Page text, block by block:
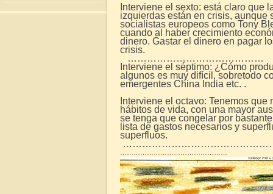
Interviene el sexto: está claro que
izquierdas están en crisis,
socialistas europeos como Tony
cuando al haber crecimiento
dinero. Gastar el dinero en pagar
crisis.
……………………………………
Interviene el séptimo: ¿Cómo
algunos es muy difícil, sobretodo
emergentes China India etc. .
Interviene el octavo: Tenemos
hábitos de vida, con una mayor
se tenga que congelar por
lista de gastos necesarios y
superfluos.